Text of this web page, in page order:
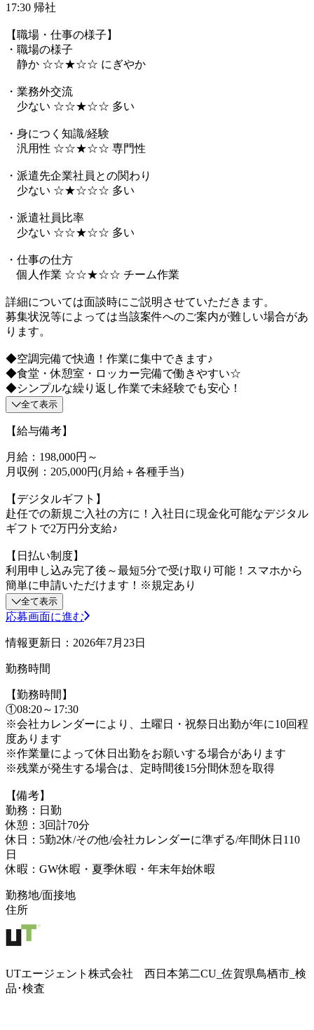
17:30 帰社
【職場・仕事の様子】
・職場の様子
静か ☆☆★☆☆ にぎやか
・業務外交流
少ない ☆☆★☆☆ 多い
・身につく知識/経験
汎用性 ☆☆★☆☆ 専門性
・派遣先企業社員との関わり
少ない ☆★☆☆☆ 多い
・派遣社員比率
少ない ☆☆★☆☆ 多い
・仕事の仕方
個人作業 ☆☆★☆☆ チーム作業
詳細については面談時にご説明させていただきます。
募集状況等によっては当該案件へのご案内が難しい場合があ
ります。
◆空調完備で快適！作業に集中できます♪
◆食堂・休憩室・ロッカー完備で働きやすい☆
◆シンプルな繰り返し作業で未経験でも安心！
全て表示
【給与備考】
月給：198,000円～
月収例：205,000円(月給＋各種手当)
【デジタルギフト】
赴任での新規ご入社の方に！入社日に現金化可能なデジタル
ギフトで2万円分支給♪
【日払い制度】
利用申し込み完了後～最短5分で受け取り可能！スマホから
簡単に申請いただけます！※規定あり
全て表示
応募画面に進む
情報更新日：2026年7月23日
勤務時間
【勤務時間】
①08:20～17:30
※会社カレンダーにより、土曜日・祝祭日出勤が年に10回程
度あります
※作業量によって休日出勤をお願いする場合があります
※残業が発生する場合は、定時間後15分間休憩を取得
【備考】
勤務：日勤
休憩：3回計70分
休日：5勤2休/その他/会社カレンダーに準ずる/年間休日110
日
休暇：GW休暇・夏季休暇・年末年始休暇
勤務地/面接地
住所
UTエージェント株式会社 西日本第二CU_佐賀県鳥栖市_検
品･検査